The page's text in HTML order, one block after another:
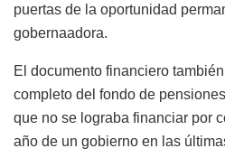
puertas de la oportunidad
gobernaadora.
El documento financiero
completo del fondo de
que no se lograba financiar por
año de un gobierno en las